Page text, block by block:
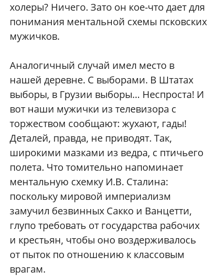
холеры? Ничего. Зато он кое-что дает для
понимания ментальной схемы псковских
мужичков.
Аналогичный случай имел место в
нашей деревне. С выборами. В Штатах
выборы, в Грузии выборы… Неспроста! И
вот наши мужички из телевизора с
торжеством сообщают: жухают, гады!
Деталей, правда, не приводят. Так,
широкими мазками из ведра, с птичьего
полета. Что томительно напоминает
ментальную схемку И.В. Сталина:
поскольку мировой империализм
замучил безвинных Сакко и Ванцетти,
глупо требовать от государства рабочих
и крестьян, чтобы оно воздерживалось
от пыток по отношению к классовым
врагам.